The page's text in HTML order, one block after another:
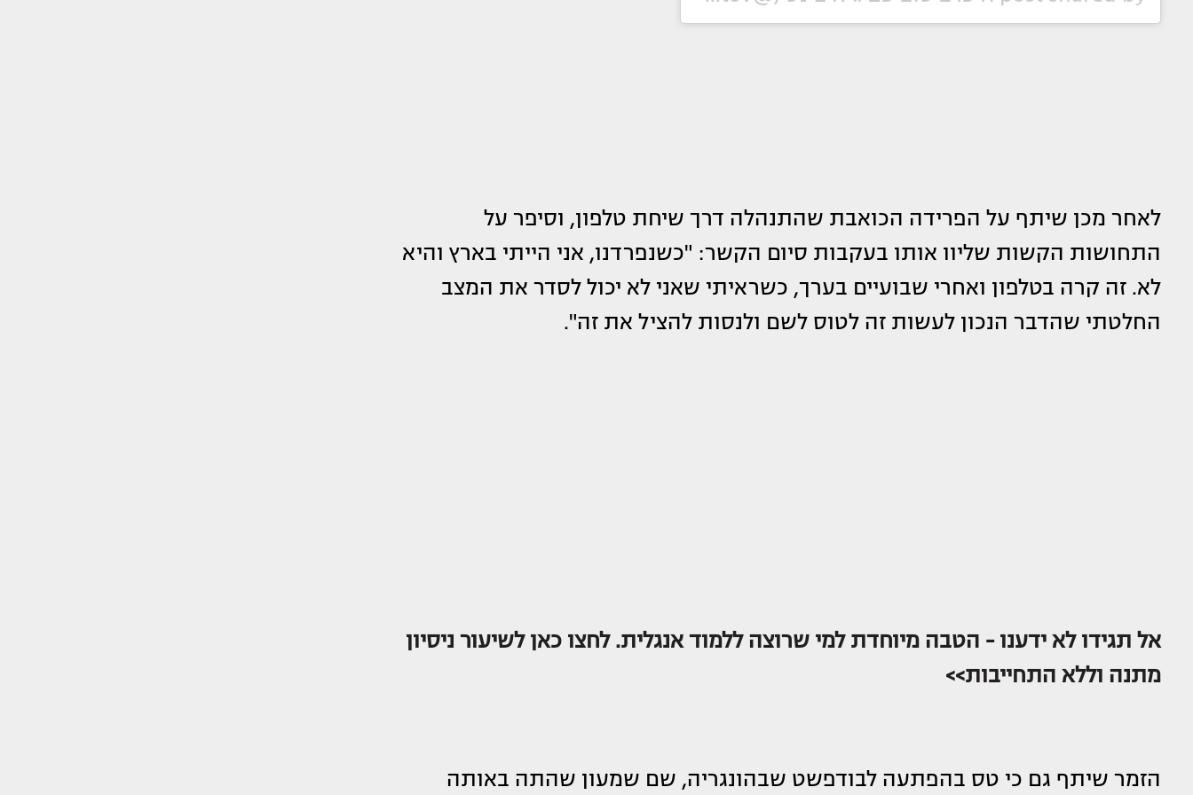
לאחר מכן שיתף על הפרידה הכואבת שהתנהלה דרך שיחת טלפון, וסיפר על
התחושות הקשות שליוו אותו בעקבות סיום הקשר: "כשנפרדנו, אני הייתי בארץ והיא
לא. זה קרה בטלפון ואחרי שבועיים בערך, כשראיתי שאני לא יכול לסדר את המצב
החלטתי שהדבר הנכון לעשות זה לטוס לשם ולנסות להציל את זה".
אל תגידו לא ידענו - הטבה מיוחדת למי שרוצה ללמוד אנגלית. לחצו כאן לשיעור ניסיון
מתנה וללא התחייבות>>
הזמר שיתף גם כי טס בהפתעה לבודפשט שבהונגריה, שם שמעון שהתה באותה